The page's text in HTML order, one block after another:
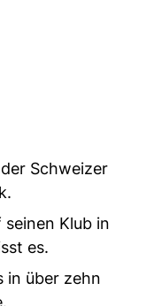
Schweizer
Klub in
es.
in über zehn